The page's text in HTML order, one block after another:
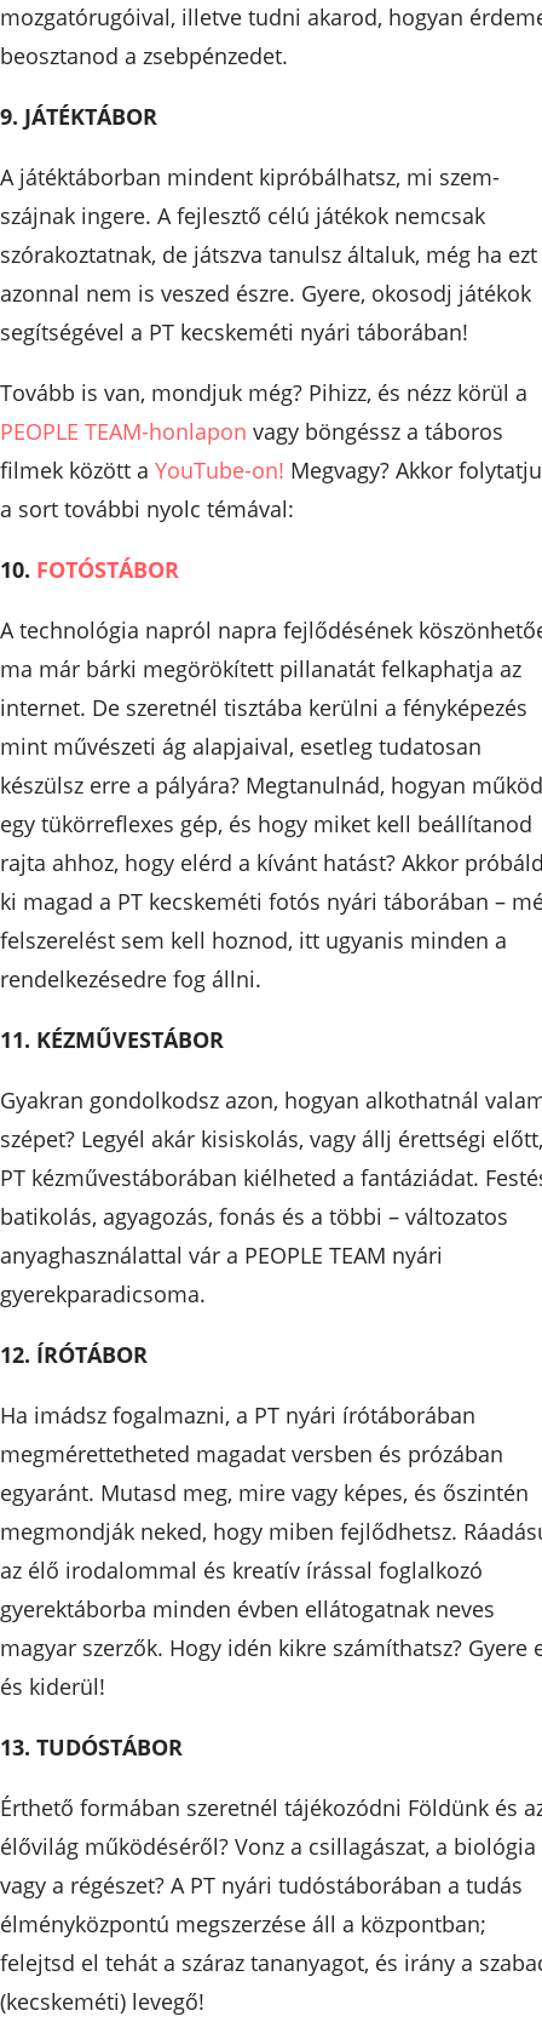
mozgatórugóival, illetve tudni akarod, hogyan
beosztanod a zsebpénzedet.
9. JÁTÉKTÁBOR
A játéktáborban mindent kipróbálhatsz, mi szem-
szájnak ingere. A fejlesztő célú játékok nemcsak
szórakoztatnak, de játszva tanulsz általuk, még ha ezt
azonnal nem is veszed észre. Gyere, okosodj játékok
segítségével a PT kecskeméti nyári táborában!
Tovább is van, mondjuk még? Pihizz, és nézz körül a
PEOPLE TEAM-honlapon vagy böngéssz a táboros
filmek között a YouTube-on! Megvagy? Akkor
a sort további nyolc témával:
10. FOTÓSTÁBOR
A technológia napról napra fejlődésének
ma már bárki megörökített pillanatát felkaphatja az
internet. De szeretnél tisztába kerülni a fényképezés
mint művészeti ág alapjaival, esetleg tudatosan
készülsz erre a pályára? Megtanulnád, hogyan
egy tükörreflexes gép, és hogy miket kell beállítanod
rajta ahhoz, hogy elérd a kívánt hatást? Akkor
ki magad a PT kecskeméti fotós nyári táborában –
felszerelést sem kell hoznod, itt ugyanis minden a
rendelkezésedre fog állni.
11. KÉZMŰVESTÁBOR
Gyakran gondolkodsz azon, hogyan alkothatnál
szépet? Legyél akár kisiskolás, vagy állj érettségi
PT kézművestáborában kiélheted a fantáziádat.
batikolás, agyagozás, fonás és a többi – változatos
anyaghasználattal vár a PEOPLE TEAM nyári
gyerekparadicsoma.
12. ÍRÓTÁBOR
Ha imádsz fogalmazni, a PT nyári írótáborában
megmérettetheted magadat versben és prózában
egyaránt. Mutasd meg, mire vagy képes, és őszintén
megmondják neked, hogy miben fejlődhetsz.
az élő irodalommal és kreatív írással foglalkozó
gyerektáborba minden évben ellátogatnak neves
magyar szerzők. Hogy idén kikre számíthatsz? Gyere
és kiderül!
13. TUDÓSTÁBOR
Érthető formában szeretnél tájékozódni Földünk és
élővilág működéséről? Vonz a csillagászat, a biológia
vagy a régészet? A PT nyári tudóstáborában a tudás
élményközpontú megszerzése áll a központban;
felejtsd el tehát a száraz tananyagot, és irány a
(kecskeméti) levegő!